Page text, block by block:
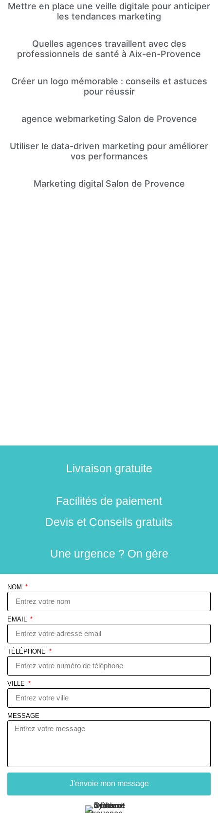
Mettre en place une veille digitale pour anticiper
les tendances marketing
Quelles agences travaillent avec des
professionnels de santé à Aix-en-Provence
Créer un logo mémorable : conseils et astuces
pour réussir
agence webmarketing Salon de Provence
Utiliser le data-driven marketing pour améliorer
vos performances
Marketing digital Salon de Provence
Livraison gratuite
Facilités de paiement
Devis et Conseils gratuits
Une urgence ? On gère
NOM
EMAIL
TÉLÉPHONE
VILLE
MESSAGE
J'envoie mon message